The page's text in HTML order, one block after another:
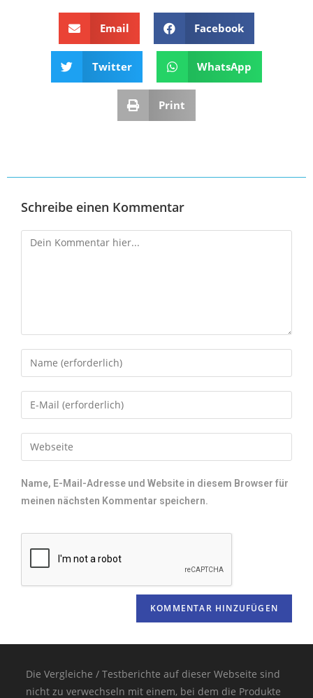
Email Facebook
Twitter WhatsApp
Print
Schreibe einen Kommentar
Name, E-Mail-Adresse und Website in diesem Browser für
meinen nächsten Kommentar speichern.
Die Vergleiche / Testberichte auf dieser Webseite sind
nicht zu verwechseln mit einem, bei dem die Produkte